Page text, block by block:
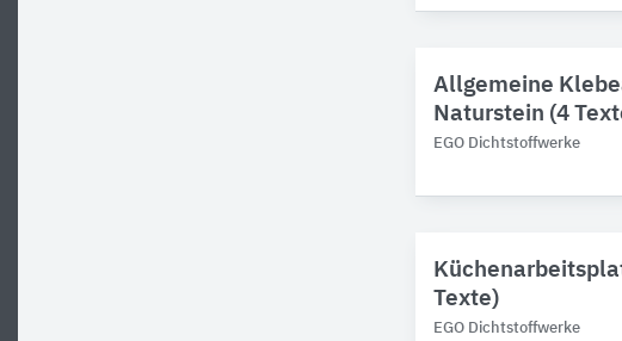
Allgemeine
Naturstein (4
EGO Dichtstoffwerke
Texte)
EGO Dichtstoffwerke